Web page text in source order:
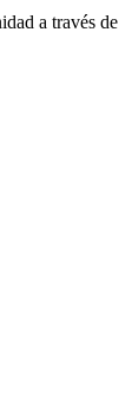
a través de